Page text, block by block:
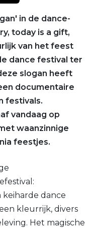
in de dance-
today is a gift,
van het feest
dance festival ter
slogan heeft
documentaire
festivals.
vandaag op
waanzinnige
feestjes.
keiharde dance
kleurrijk, divers
Het magische